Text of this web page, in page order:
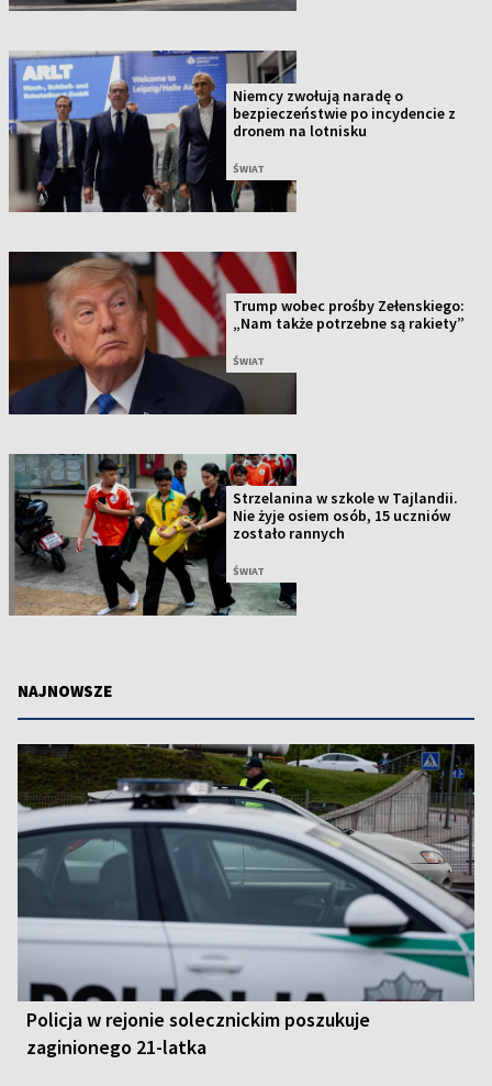
Niemcy zwołują naradę o
bezpieczeństwie po incydencie z
dronem na lotnisku
ŚWIAT
Trump wobec prośby Zełenskiego:
„Nam także potrzebne są rakiety”
ŚWIAT
Strzelanina w szkole w Tajlandii.
Nie żyje osiem osób, 15 uczniów
zostało rannych
ŚWIAT
NAJNOWSZE
Policja w rejonie solecznickim poszukuje
zaginionego 21-latka